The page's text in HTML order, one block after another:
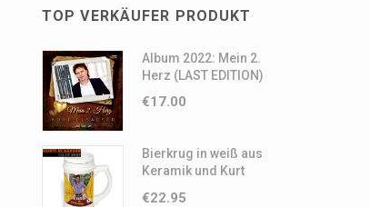
TOP VERKÄUFER PRODUKT
Album 2022: Mein 2.
Herz (LAST EDITION)
€17.00
Bierkrug in weiß aus
Keramik und Kurt
€22.95